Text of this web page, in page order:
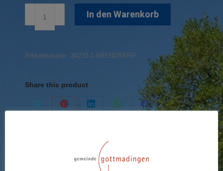
In den Warenkorb
Artikelnummer: 34233-1-ABENDTARIF
Share this product
Share
Share
Share
LinkedIn
Share
Share
Rezensionen (0)